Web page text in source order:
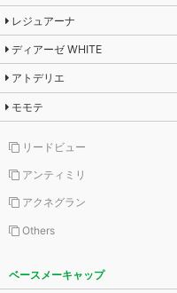
■法令の遵守と改善・改良
個人情報の取扱いにおい
レジュアーナ
ディアーゼ WHITE
アトデリエ
モモテ
リードビュー
アンティミリ
アクネグラン
Others
ベースメーキャップ